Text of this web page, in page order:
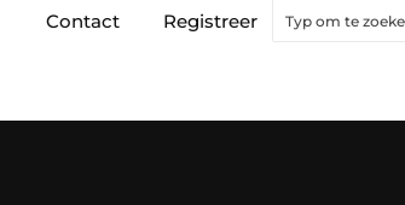
Contact Registreer